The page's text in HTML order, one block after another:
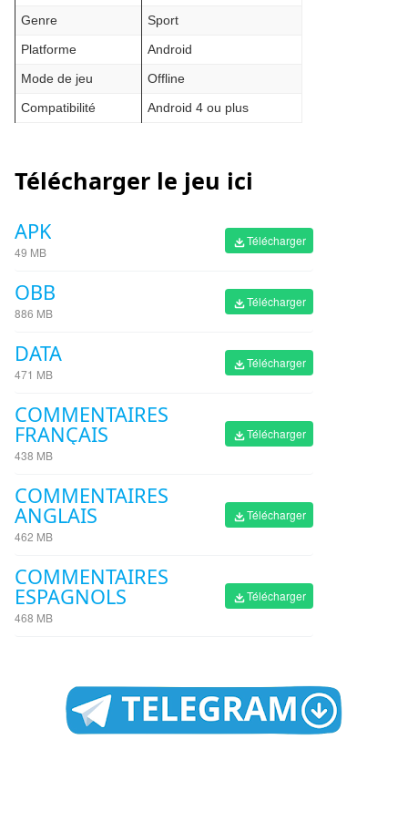
Genre
Sport
Platforme
Android
Mode de jeu
Offline
Compatibilité
Android 4 ou plus
Télécharger le jeu ici
APK
49 MB
Télécharger
OBB
886 MB
Télécharger
DATA
471 MB
Télécharger
COMMENTAIRES
FRANÇAIS
438 MB
Télécharger
COMMENTAIRES
ANGLAIS
462 MB
Télécharger
COMMENTAIRES
ESPAGNOLS
468 MB
Télécharger